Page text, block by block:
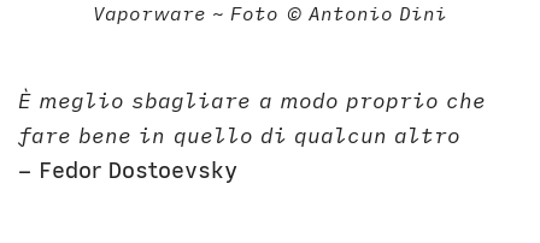
Vaporware ~ Foto © Antonio Dini
È meglio sbagliare a modo proprio che
fare bene in quello di qualcun altro
– Fedor Dostoevsky